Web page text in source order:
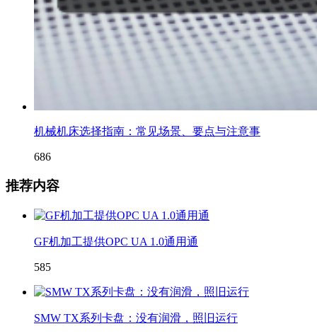
机械机床选择指南：常见场景、要点与注意事
686
推荐内容
GF机加工提供OPC UA 1.0通用通
585
SMW TX系列卡盘：没有润滑，照旧运行